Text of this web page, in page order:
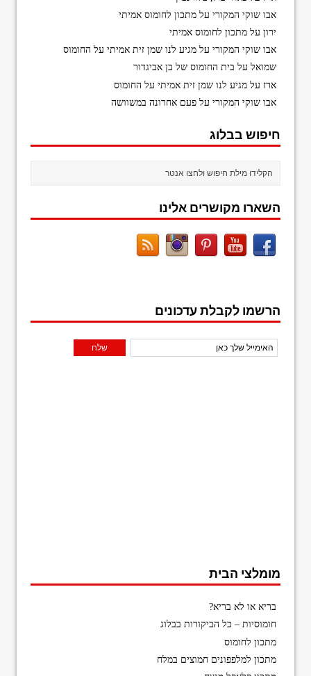
אבו שוקי המקורי עלמתכון לחומוס אמיתי
ירון עלמתכון לחומוס אמיתי
אבו שוקי המקורי עלמגיע לנו שמן זית אמיתי על החומוס
שמואל על בית החומוס של בן אביגדור
ארז עלמגיע לנו שמן זית אמיתי על החומוס
אבו שוקי המקורי עלפעם אחרונה במשוושה
חיפוש בבלוג
השארו מקושרים אלינו
הרשמו לקבלת עדכונים
מומלצי הבית
בריא או לא בריא?
חומוסיות – כל הביקורות בבלוג
מתכון לחומוס
מתכון למלפפונים חמוצים במלח